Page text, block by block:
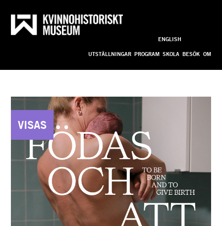
Till innehållet
ENGLISH
UTSTÄLLNINGAR PROGRAM SKOLA BESÖK OM
STARTSIDA
VISAS